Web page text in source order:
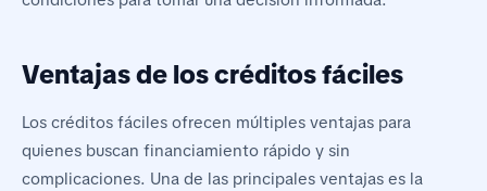
Ventajas de los créditos fáciles
Los créditos fáciles ofrecen múltiples ventajas para
quienes buscan financiamiento rápido y sin
complicaciones. Una de las principales ventajas es la